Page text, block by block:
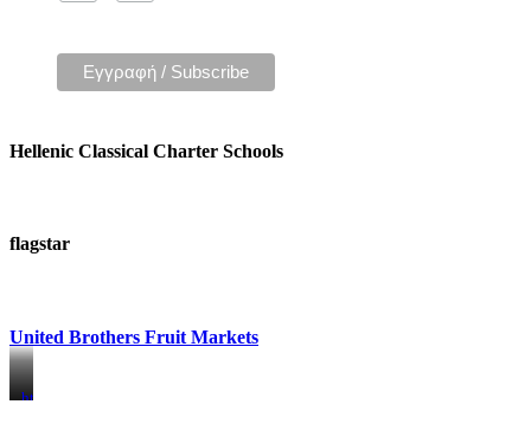
Hellenic Classical Charter Schools
flagstar
United Brothers Fruit Markets
https://www.unitedbrothersfruitmarkets.com/
https://www.unitedbrothersfruitmarkets.com/